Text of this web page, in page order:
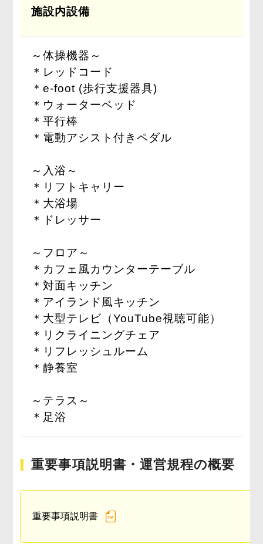
施設内設備
～体操機器～
＊レッドコード
＊e-foot (歩行支援器具)
＊ウォーターベッド
＊平行棒
＊電動アシスト付きペダル
～入浴～
＊リフトキャリー
＊大浴場
＊ドレッサー
～フロア～
＊カフェ風カウンターテーブル
＊対面キッチン
＊アイランド風キッチン
＊大型テレビ（YouTube視聴可能）
＊リクライニングチェア
＊リフレッシュルーム
＊静養室
～テラス～
＊足浴
重要事項説明書・運営規程の概要
重要事項説明書